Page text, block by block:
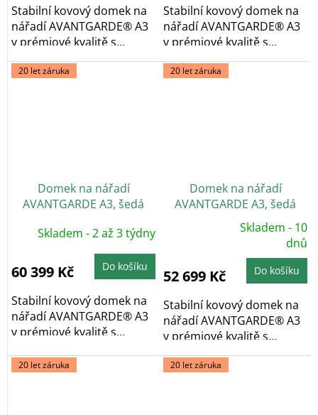
Stabilní kovový domek na
nářadí AVANTGARDE® A3
v prémiové kvalitě s
pultovou...
Stabilní kovový domek na
nářadí AVANTGARDE® A3
v prémiové kvalitě s
pultovou...
20 let záruka
Domek na nářadí
AVANTGARDE A3, šedá
Skladem - 2 až 3 týdny
60 399 Kč Do košíku
Stabilní kovový domek na
nářadí AVANTGARDE® A3
v prémiové kvalitě s
20 let záruka
Domek na nářadí
AVANTGARDE A3, šedá
metalíza, jednokřídlé
dveře
5,0
z
5
Skladem - 10
dnů
52 699 Kč Do košíku
Stabilní kovový domek na
nářadí AVANTGARDE® A3
v prémiové kvalitě s
pultovou...
20 let záruka 20 let záruka